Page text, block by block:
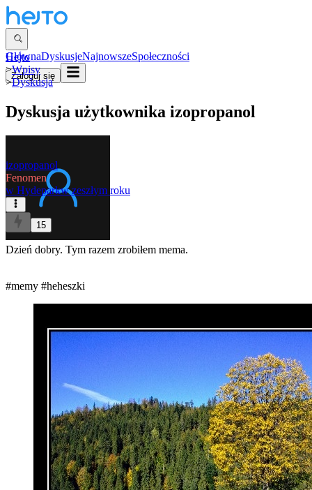
GłównaDyskusjeNajnowszeSpołeczności
Zaloguj się
Hejto
>Wpisy
>Dyskusja
Dyskusja użytkownika izopropanol
izopropanol
Fenomen
w Hydeparkw zeszłym roku
15
Dzień dobry. Tym razem zrobiłem mema.
#memy #heheszki